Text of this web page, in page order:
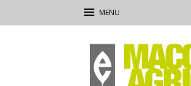
Macchine
Agricole